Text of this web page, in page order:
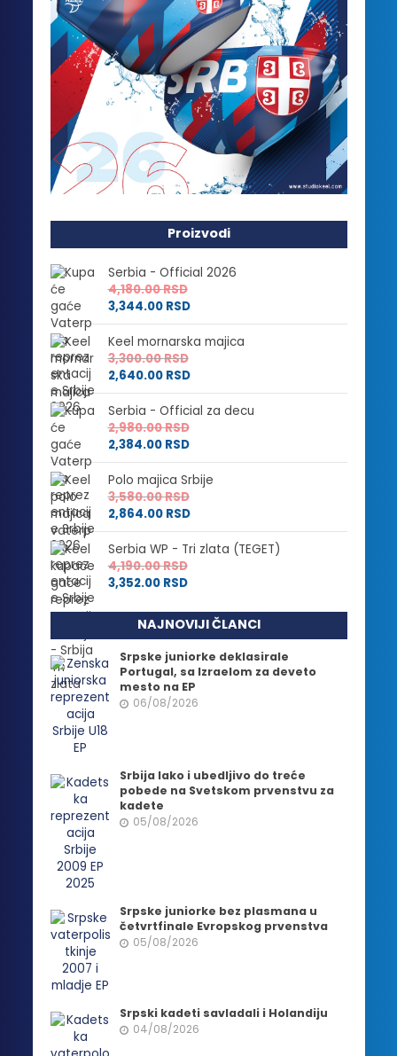
Proizvodi
Serbia - Official 2026
4,180.00RSD
3,344.00 RSD
Keel mornarska majica
3,300.00RSD
2,640.00 RSD
Serbia - Official za decu
2,980.00RSD
2,384.00 RSD
Polo majica Srbije
3,580.00RSD
2,864.00 RSD
Serbia WP - Tri zlata (TEGET)
4,190.00RSD
3,352.00 RSD
NAJNOVIJI ČLANCI
Srpske juniorke deklasirale
Portugal, sa Izraelom za deveto
mesto na EP
06/08/2026
Srbija lako i ubedljivo do treće
pobede na Svetskom prvenstvu za
kadete
05/08/2026
Srpske juniorke bez plasmana u
četvrtfinale Evropskog prvenstva
05/08/2026
Srpski kadeti savladali i Holandiju
04/08/2026